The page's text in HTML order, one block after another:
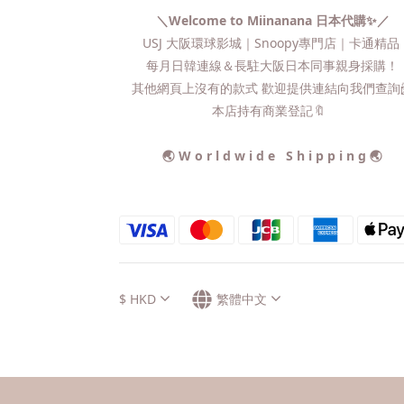
＼Welcome to Miinanana 日本代購✨／
USJ 大阪環球影城｜Snoopy專門店｜卡通精
每月日韓連線＆長駐大阪日本同事親身採購！
其他網頁上沒有的款式 歡迎提供連結向我們查詢
本店持有商業登記🔖
🌏 W o r l d w i d e S h i p p i n g 🌏
$ HKD 繁體中文